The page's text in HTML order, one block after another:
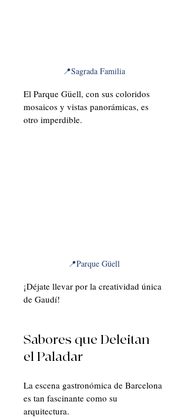
📍Sagrada Familia
El Parque Güell, con sus coloridos
mosaicos y vistas panorámicas, es
otro imperdible.
📍Parque Güell
¡Déjate llevar por la creatividad única
de Gaudí!
Sabores que Deleitan
el Paladar
La escena gastronómica de Barcelona
es tan fascinante como su
arquitectura.